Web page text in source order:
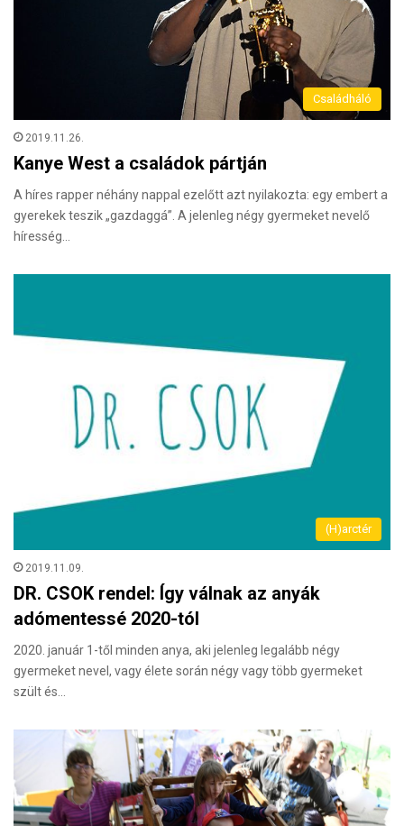
Családháló
2019.11.26.
Kanye West a családok pártján
A híres rapper néhány nappal ezelőtt azt nyilakozta: egy embert a
gyerekek teszik „gazdaggá”. A jelenleg négy gyermeket nevelő
híresség…
(H)arctér
2019.11.09.
DR. CSOK rendel: Így válnak az anyák
adómentessé 2020-tól
2020. január 1-től minden anya, aki jelenleg legalább négy
gyermeket nevel, vagy élete során négy vagy több gyermeket
szült és…